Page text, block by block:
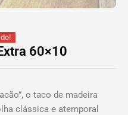
60×10
o taco de madeira
clássica e atemporal